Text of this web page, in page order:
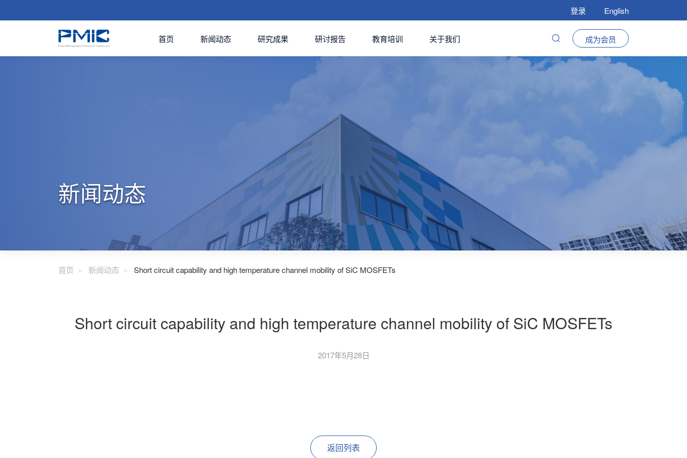
登录 English
首页 新闻动态 研究成果 研讨报告 教育培训 关于我们 成为会员
新闻动态
首页 新闻动态 Short circuit capability and high temperature channel mobility of SiC MOSFETs
Short circuit capability and high temperature channel mobility of SiC MOSFETs
2017年5月28日
返回列表